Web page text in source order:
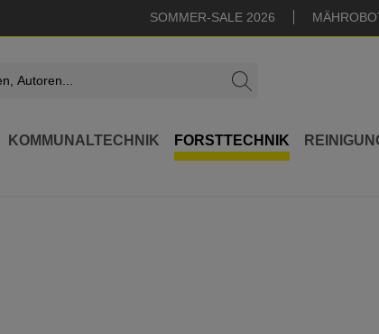
SOMMER-SALE 2026
KOMMUNALTECHNIK FORSTTECHNIK